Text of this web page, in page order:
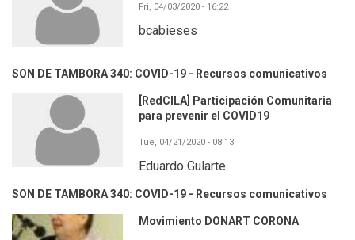
Fri, 04/03/2020 - 16:22
bcabieses
SON DE TAMBORA 340: COVID-19 - Recursos comunicativos
[RedCILA] Participación Comunitaria
para prevenir el COVID19
Tue, 04/21/2020 - 08:13
Eduardo Gularte
SON DE TAMBORA 340: COVID-19 - Recursos comunicativos
Movimiento DONART CORONA